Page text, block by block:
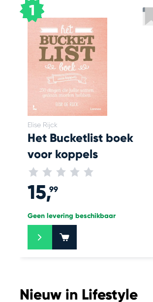
1
Elise Rijck
Het Bucketlist boek
voor koppels
15,99
Geen levering beschikbaar
+
Nieuw in Lifestyle